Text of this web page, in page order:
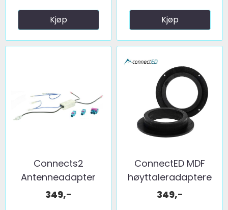
Kjøp Kjøp
Connects2
Antenneadapter
(FM) 2 x fakra ...
349,-
ConnectED MDF
høyttaleradaptere
(165mm) ...
349,-